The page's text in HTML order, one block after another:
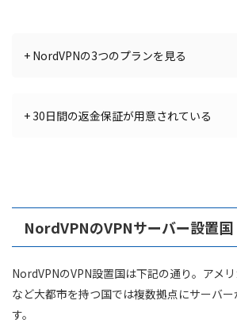
+ NordVPNの3つのプランを見る
+ 30日間の返金保証が用意されている
NordVPNのVPNサーバー設置国
NordVPNのVPN設置国は下記の通り。アメ
など大都市を持つ国では複数拠点にサーバ
す。